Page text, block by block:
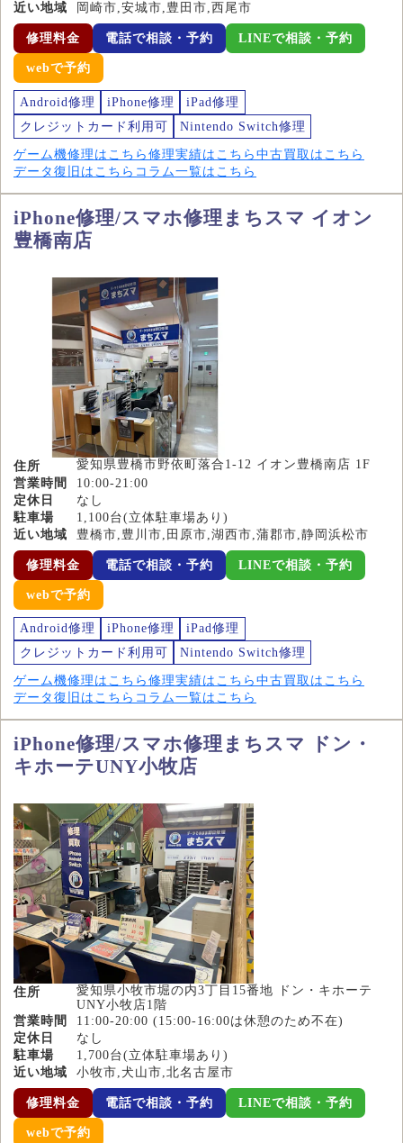
近い地域
岡崎市,安城市,豊田市,西尾市
修理料金 電話で相談・予約 LINEで相談・予約
webで予約
Android修理 iPhone修理
iPad修理
クレジットカード利用可
Nintendo Switch修理
ゲーム機修理はこちら 修理実績はこちら 中古買取はこちら
データ復旧はこちら コラム一覧はこちら
iPhone修理/スマホ修理まちスマ イオン
豊橋南店
住所
愛知県豊橋市野依町落合1-12 イオン豊橋南店 1F
営業時間
10:00-21:00
定休日
なし
駐車場
1,100台(立体駐車場あり)
近い地域
豊橋市,豊川市,田原市,湖西市,蒲郡市,静岡浜松市
修理料金 電話で相談・予約 LINEで相談・予約
webで予約
Android修理 iPhone修理
iPad修理
クレジットカード利用可
Nintendo Switch修理
ゲーム機修理はこちら 修理実績はこちら 中古買取はこちら
データ復旧はこちら コラム一覧はこちら
iPhone修理/スマホ修理まちスマ ドン・
キホーテUNY小牧店
住所
愛知県小牧市堀の内3丁目15番地 ドン・キホーテ
UNY小牧店1階
営業時間
11:00-20:00 (15:00-16:00は休憩のため不在)
定休日
なし
駐車場
1,700台(立体駐車場あり)
近い地域
小牧市,犬山市,北名古屋市
修理料金 電話で相談・予約 LINEで相談・予約
webで予約